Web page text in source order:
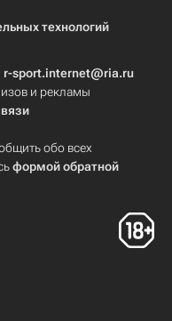
технологий
r-sport.internet@ria.ru
и рекламы
обо всех
формой обратной